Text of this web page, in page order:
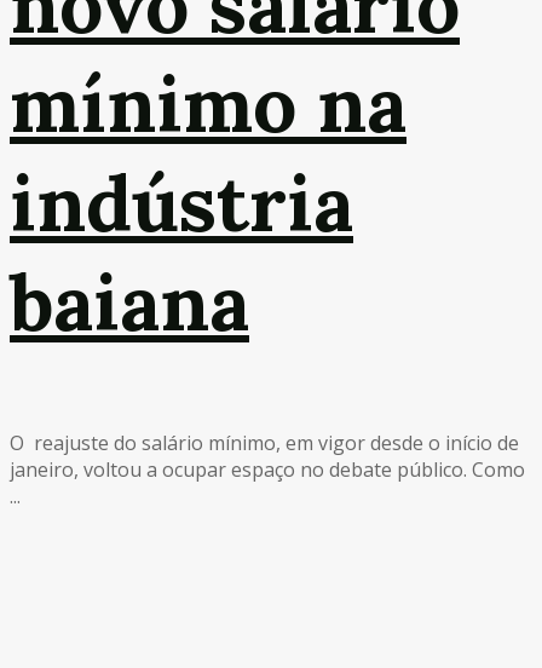
mínimo na
indústria
baiana
O reajuste do salário mínimo, em vigor desde o início de
janeiro, voltou a ocupar espaço no debate público. Como
...